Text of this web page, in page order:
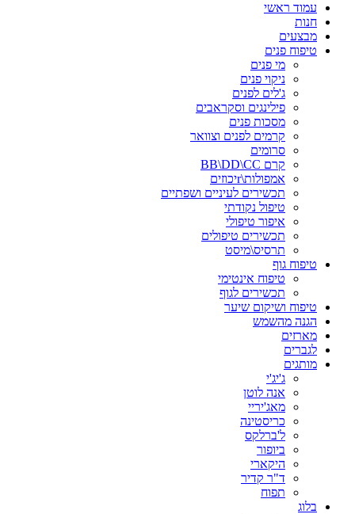
עמוד ראשי
חנות
מבצעים
טיפוח פנים
מי פנים
ניקוי פנים
ג'לים לפנים
פילינגים וסקראבים
מסכות פנים
קרמים לפנים וצוואר
סרומים
קרם BB\DD\CC
אמפולות\rיכוזים
תכשירים לעיניים ושפתיים
טיפול נקודתי
איפור טיפולי
תכשירים טיפולים
תרסיס\מיסט
טיפוח גוף
טיפוח אינטימי
תכשירים לגוף
טיפוח ושיקום שיער
הגנה מהשמש
מארזים
לגברים
מותגים
ג'יג'י
אנה לוטן
מאג'יריי
כריסטינה
ל'ברלקס
ביופור
היקארי
ד"ר קדיר
תפוח
בלוג